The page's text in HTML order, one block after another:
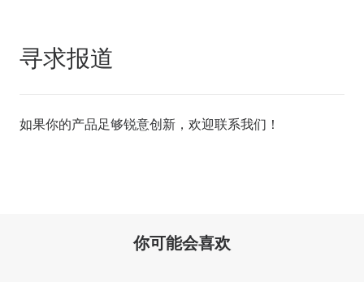
寻求报道
如果你的产品足够锐意创新，欢迎联系我们 ！
你可能会喜欢